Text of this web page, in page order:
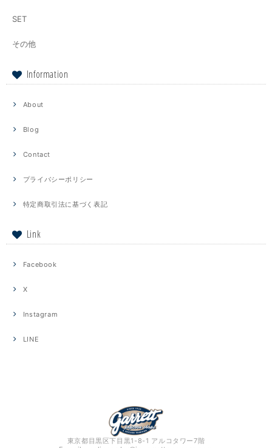
SET
その他
Information
About
Blog
Contact
プライバシーポリシー
特定商取引法に基づく表記
Link
Facebook
X
Instagram
LINE
東京都目黒区下目黒1-8-1 アルコタワー7階